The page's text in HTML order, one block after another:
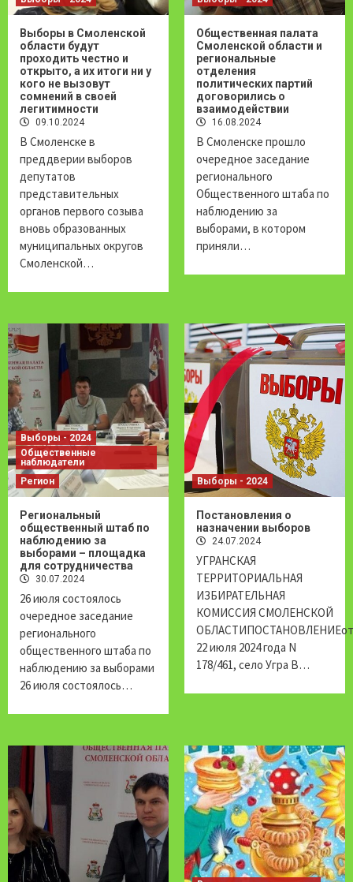
Выборы в Смоленской
области будут
проходить честно и
открыто, а их итоги ни у
кого не вызовут
сомнений в своей
легитимности
09.10.2024
В Смоленске в
преддверии выборов
депутатов
представительных
органов первого созыва
вновь образованных
муниципальных округов
Смоленской…
Общественная палата
Смоленской области и
региональные
отделения
политических партий
договорились о
взаимодействии
16.08.2024
В Смоленске прошло
очередное заседание
регионального
Общественного штаба по
наблюдению за
выборами, в котором
приняли…
Выборы - 2024
Общественные
наблюдатели
Регион
Региональный
общественный штаб по
наблюдению за
выборами – площадка
для сотрудничества
30.07.2024
26 июля состоялось
очередное заседание
регионального
общественного штаба по
наблюдению за выборами
26 июля состоялось…
Выборы - 2024
Постановления о
назначении выборов
24.07.2024
УГРАНСКАЯ
ТЕРРИТОРИАЛЬНАЯ
ИЗБИРАТЕЛЬНАЯ
КОМИССИЯ СМОЛЕНСКОЙ
ОБЛАСТИПОСТАНОВЛЕНИЕот
22 июля 2024 года N
178/461, село Угра В…